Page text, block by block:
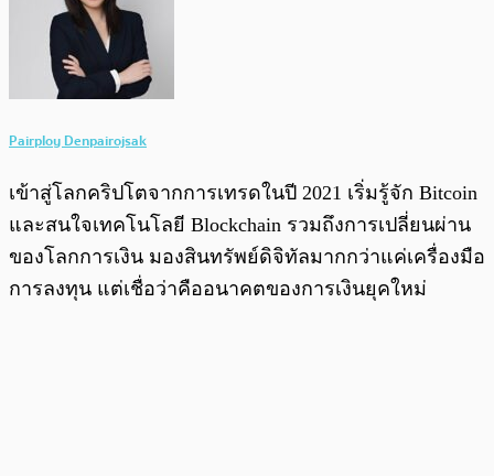
Pairploy Denpairojsak
เข้าสู่โลกคริปโตจากการเทรดในปี 2021 เริ่มรู้จัก Bitcoin
และสนใจเทคโนโลยี Blockchain รวมถึงการเปลี่ยนผ่าน
ของโลกการเงิน มองสินทรัพย์ดิจิทัลมากกว่าแค่เครื่องมือ
การลงทุน แต่เชื่อว่าคืออนาคตของการเงินยุคใหม่